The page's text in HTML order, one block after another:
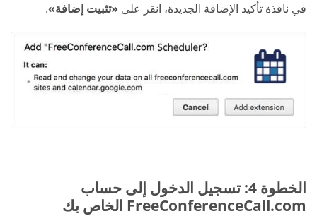
في نافذة تأكيد الإضافة الجديدة، انقر على «تثبيت إضافة».
الخطوة 4: تسجيل الدخول إلى حساب
FreeConferenceCall.com الخاص بك